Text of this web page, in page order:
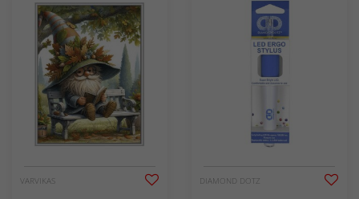
VARVIKAS DIAMOND DOTZ